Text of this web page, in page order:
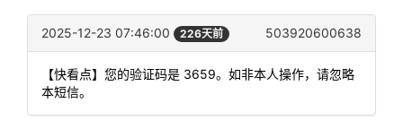
2025-12-23 07:46:00 226天前 503920600638
【快看点】您的验证码是 3659。如非本人操作，请忽略
本短信。